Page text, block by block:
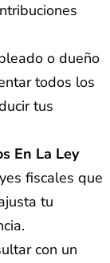
o dueño
todos los
tus
En La Ley
fiscales que
tu
con un